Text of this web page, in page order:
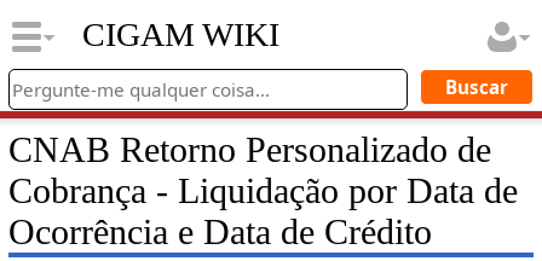
CIGAM WIKI
CNAB Retorno Personalizado de
Cobrança - Liquidação por Data de
Ocorrência e Data de Crédito